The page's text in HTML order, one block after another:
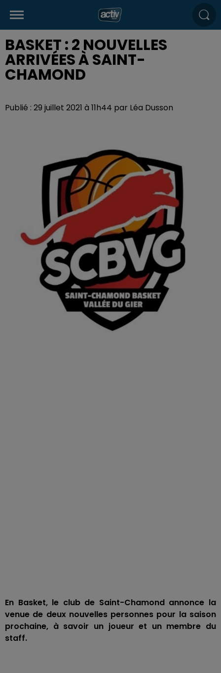
BASKET : 2 NOUVELLES
ARRIVÉES À SAINT-
CHAMOND
Publié : 29 juillet 2021 à 11h44 par Léa Dusson
En Basket, le club de Saint-Chamond annonce la
venue de deux nouvelles personnes pour la saison
prochaine, à savoir un joueur et un membre du
staff.